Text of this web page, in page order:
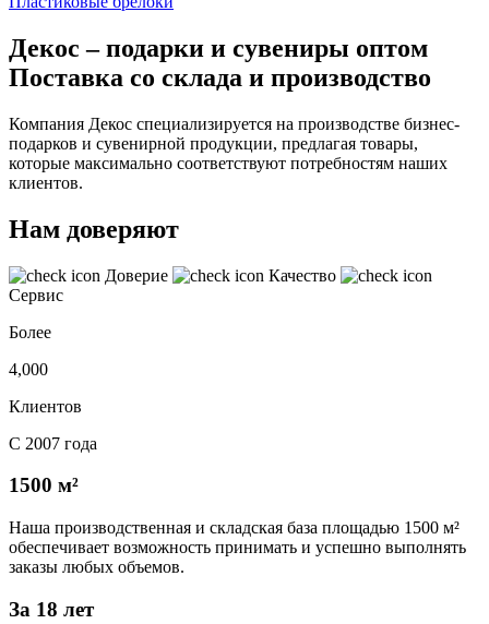
Декос – подарки и сувениры оптом
Поставка со склада и производство
Компания Декос специализируется на производстве бизнес-
подарков и сувенирной продукции, предлагая товары,
которые максимально соответствуют потребностям наших
клиентов.
Нам доверяют
Доверие
Качество
Сервис
Более
4,000
Клиентов
С 2007 года
1500 м²
Наша производственная и складская база площадью 1500 м²
обеспечивает возможность принимать и успешно выполнять
заказы любых объемов.
За 18 лет